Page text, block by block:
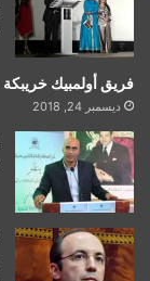
فريق أولمبيك خريبكة ٠٠٠الإدمان على الهزيمة
ديسمبر 24, 2018